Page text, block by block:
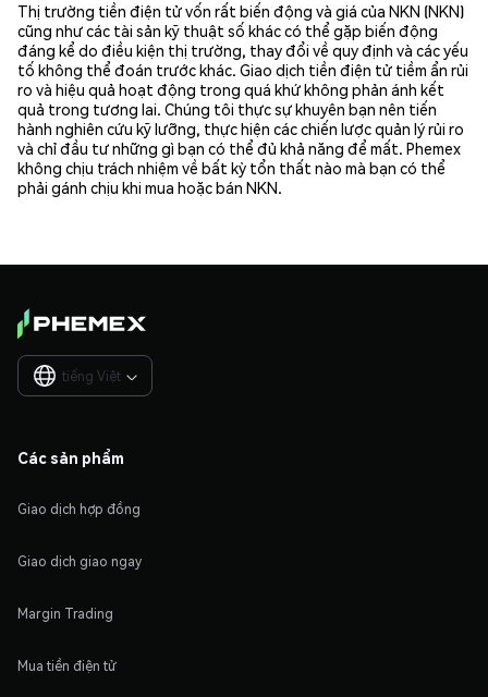
Thị trường tiền điện tử vốn rất biến động và giá của NKN (NKN)
cũng như các tài sản kỹ thuật số khác có thể gặp biến động
đáng kể do điều kiện thị trường, thay đổi về quy định và các yếu
tố không thể đoán trước khác. Giao dịch tiền điện tử tiềm ẩn rủi
ro và hiệu quả hoạt động trong quá khứ không phản ánh kết
quả trong tương lai. Chúng tôi thực sự khuyên bạn nên tiến
hành nghiên cứu kỹ lưỡng, thực hiện các chiến lược quản lý rủi ro
và chỉ đầu tư những gì bạn có thể đủ khả năng để mất. Phemex
không chịu trách nhiệm về bất kỳ tổn thất nào mà bạn có thể
phải gánh chịu khi mua hoặc bán NKN.
tiếng Việt 
Các sản phẩm
Giao dịch hợp đồng
Giao dịch giao ngay
Margin Trading
Mua tiền điện tử